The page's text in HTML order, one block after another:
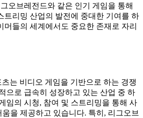
오브레전드와 같은 인기 게임을 통해
트리밍 산업의 발전에 중대한 기여를 하
머들의 세계에서도 중요한 존재로 자리
는 비디오 게임을 기반으로 하는 경쟁
으로 급속히 성장하고 있는 산업 중 하
임의 시청, 참여 및 스트리밍을 통해 사
을 제공하고 있습니다. 특히, 리그오브